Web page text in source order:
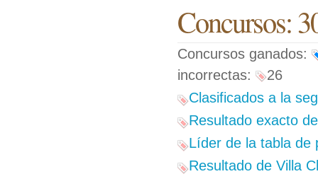
Concursos:
Concursos ganados:
incorrectas:
26
Clasificados a la
Resultado exacto
Líder de la tabla de
Resultado de Villa